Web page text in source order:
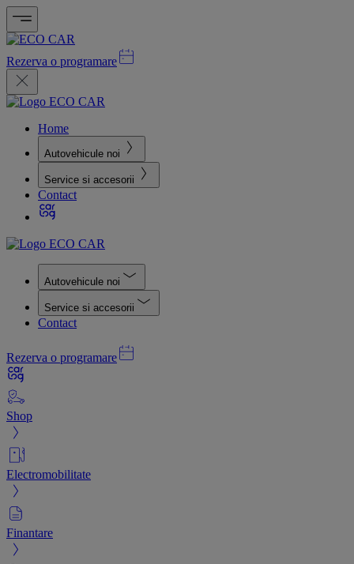
Rezerva o programare
Home
Autovehicule noi
Service si accesorii
Contact
Autovehicule noi
Service si accesorii
Contact
Rezerva o programare
Shop
Electromobilitate
Finantare